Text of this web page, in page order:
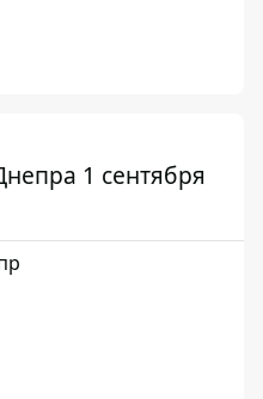
1 сентября